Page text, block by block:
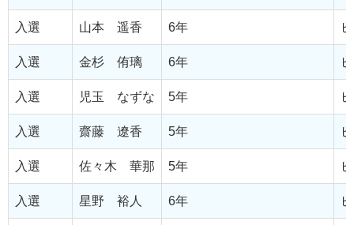
入選 山本 遥香 6年
入選 金杉 侑璃 6年
入選 児玉 なずな 5年
入選 齋藤 遼香 5年
入選 佐々木 華那 5年
入選 星野 裕人 6年